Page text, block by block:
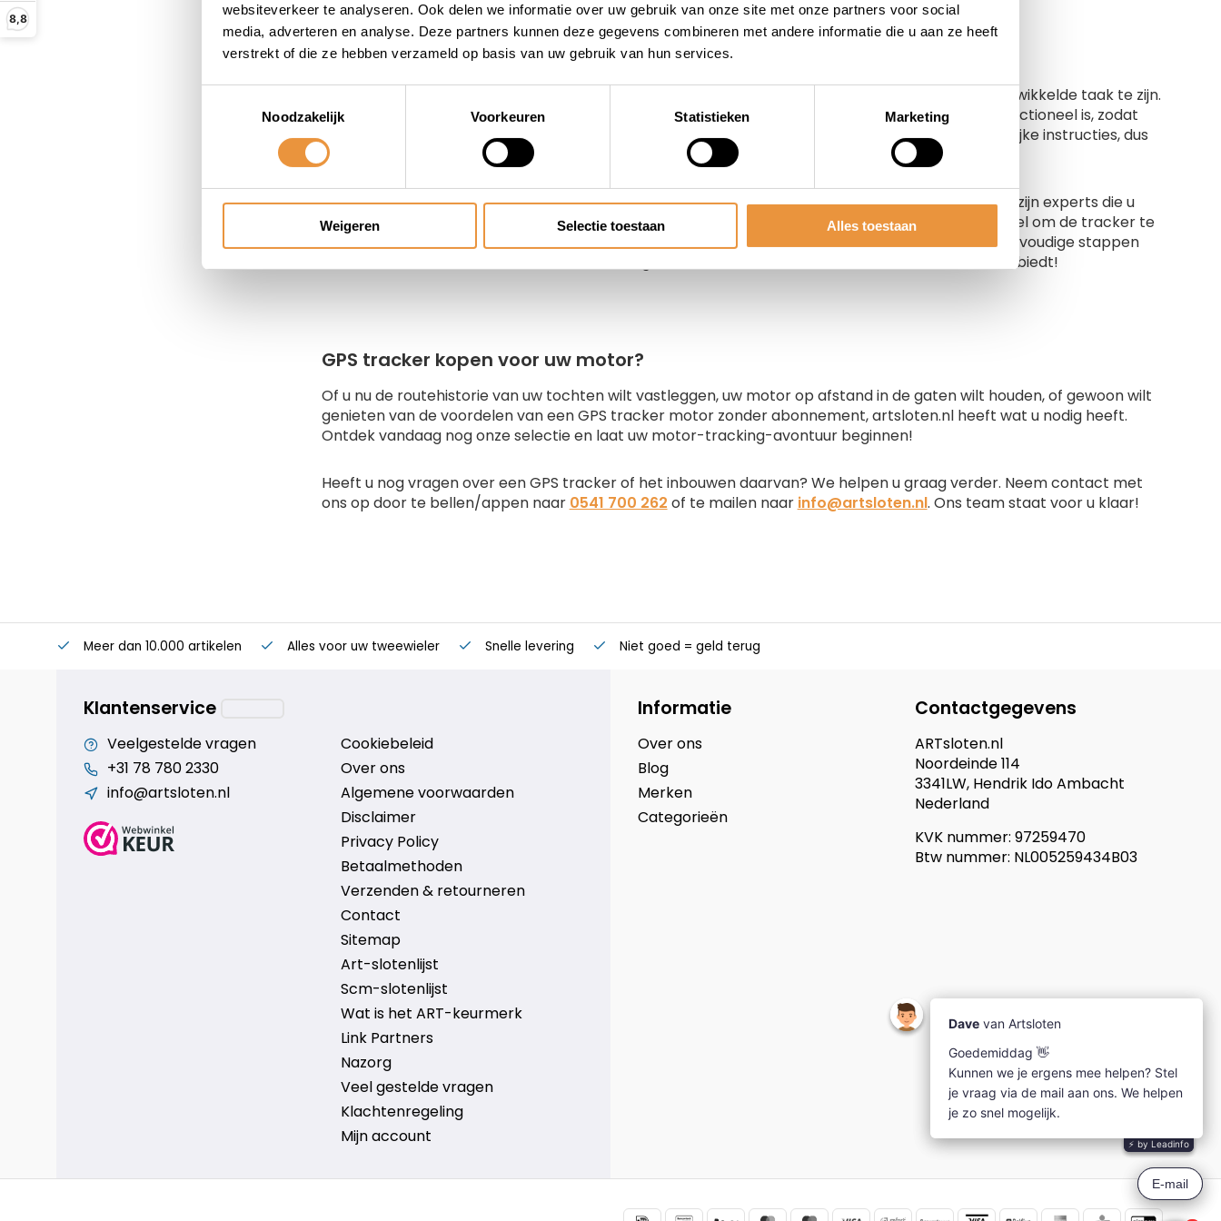
websiteverkeer te analyseren. Ook delen we informatie over uw gebruik van onze site met onze partners voor social
media, adverteren en analyse. Deze partners kunnen deze gegevens combineren met andere informatie die u aan ze heeft
verstrekt of die ze hebben verzameld op basis van uw gebruik van hun services.
Noodzakelijk
Voorkeuren Statistieken Marketing
Weigeren Selectie toestaan Alles toestaan
8,8
Het inbouwen van een GPS tracker op uw motor
Zelfs als u geen technisch expert bent, hoeft het inbouwen van een GPS tracker motor geen ingewikkelde taak te zijn.
Het begint allemaal met het kiezen van de juiste locatie. U wilt dat de tracker verborgen maar functioneel is, zodat
het zijn werk doet zonder in het oog te springen. De meeste trackers worden geleverd met duidelijke instructies, dus
het is een goed idee om de handleiding goed door te nemen en deze stap voor stap te volgen.
Mocht u toch twijfelen of uw GPS tracker goed ingebouwd is, overweeg dan professionele hulp. Er zijn experts die u
kunnen helpen, zodat u zeker weet dat de tracker correct is geïnstalleerd. Tot slot is het essentieel om de tracker te
testen en ervoor te zorgen dat alles naar behoren werkt voordat u de weg op gaat. Met deze eenvoudige stappen
heeft u de controle over uw motor en kunt u genieten van de vele voordelen die een GPS tracker biedt!
GPS tracker kopen voor uw motor?
Of u nu de routehistorie van uw tochten wilt vastleggen, uw motor op afstand in de gaten wilt houden, of gewoon wilt
genieten van de voordelen van een GPS tracker motor zonder abonnement, artsloten.nl heeft wat u nodig heeft.
Ontdek vandaag nog onze selectie en laat uw motor-tracking-avontuur beginnen!
Heeft u nog vragen over een GPS tracker of het inbouwen daarvan? We helpen u graag verder. Neem contact met
ons op door te bellen/appen naar 0541 700 262 of te mailen naar info@artsloten.nl. Ons team staat voor u klaar!
Meer dan 10.000 artikelen Alles voor uw tweewieler Snelle levering Niet goed = geld terug
Klantenservice
Veelgestelde vragen
+31 78 780 2330
info@artsloten.nl
Cookiebeleid
Over ons
Algemene voorwaarden
Disclaimer
Privacy Policy
Betaalmethoden
Verzenden & retourneren
Contact
Sitemap
Art-slotenlijst
Scm-slotenlijst
Wat is het ART-keurmerk
Link Partners
Nazorg
Veel gestelde vragen
Klachtenregeling
Mijn account
Informatie
Over ons
Blog
Merken
Categorieën
Contactgegevens
ARTsloten.nl
Noordeinde 114
3341LW, Hendrik Ido Ambacht
Nederland
KVK nummer: 97259470
Btw nummer: NL005259434B03